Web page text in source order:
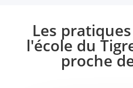
Les
l'école du
proche